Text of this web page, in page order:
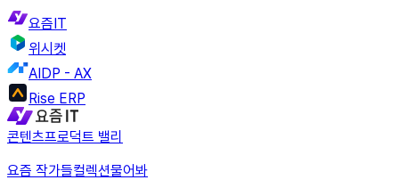
요즘IT
위시켓
AIDP - AX
Rise ERP
콘텐츠프로덕트 밸리
요즘 작가들컬렉션물어봐